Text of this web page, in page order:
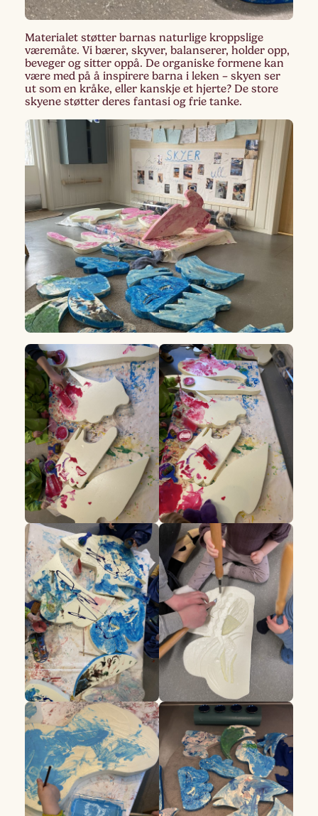
Materialet støtter barnas naturlige kroppslige
væremåte. Vi bærer, skyver, balanserer, holder opp,
beveger og sitter oppå. De organiske formene kan
være med på å inspirere barna i leken – skyen ser
ut som en kråke, eller kanskje et hjerte? De store
skyene støtter deres fantasi og frie tanke.